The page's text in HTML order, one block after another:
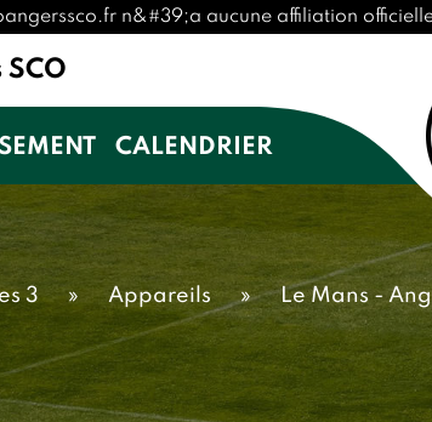
n&#39;a aucune affiliation
CALENDRIER
3 » Appareils » Le Mans -